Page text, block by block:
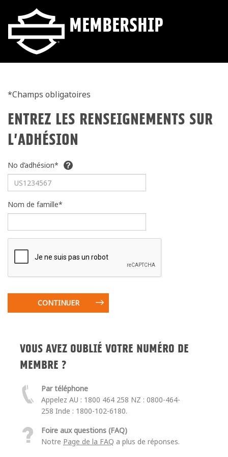
MEMBERSHIP
*Champs obligatoires
ENTREZ LES RENSEIGNEMENTS SUR
L’ADHÉSION
No d’adhésion*
Nom de famille*
VOUS AVEZ OUBLIÉ VOTRE NUMÉRO DE
MEMBRE ?
Par téléphone
Appelez AU : 1800 464 258 NZ : 0800-464-
258 Inde : 1800-102-6180.
Foire aux questions (FAQ)
Notre Page de la FAQ a plus de réponses.